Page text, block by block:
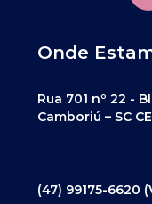
Onde
Rua 701 nº 22 -
Camboriú – SC
(47) 99175-6620